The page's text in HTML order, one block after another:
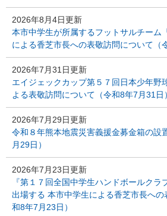
2026年8月4日更新
本市中学生が所属するフットサルチーム
による香芝市長への表敬訪問について（
2026年7月31日更新
エイジェックカップ第５７回日本少年野
よる表敬訪問について（令和8年7月31日）
2026年7月29日更新
令和８年熊本地震災害義援金募金箱の設
月29日）
2026年7月23日更新
『第１７回全国中学生ハンドボールクラ
出場する 本市中学生による香芝市長へ
和8年7月23日）